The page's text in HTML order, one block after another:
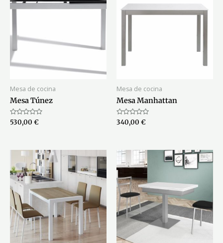
Mesa de cocina
Mesa Túnez
Valorado
con
530,00 €
Mesa de cocina
Mesa Manhattan
Valorado
con
340,00 €